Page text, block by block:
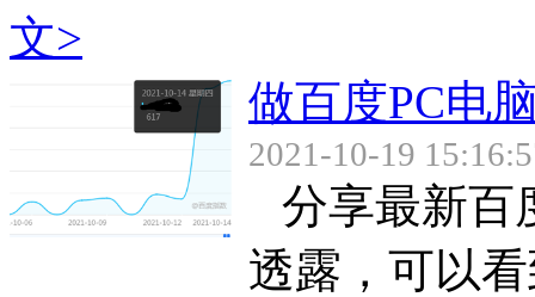
文>
做百度PC电
2021-10-19
分享最新百
透露，可以